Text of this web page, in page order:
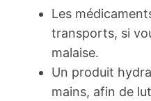
Les
transports, si
malaise.
Un produit
mains, afin de